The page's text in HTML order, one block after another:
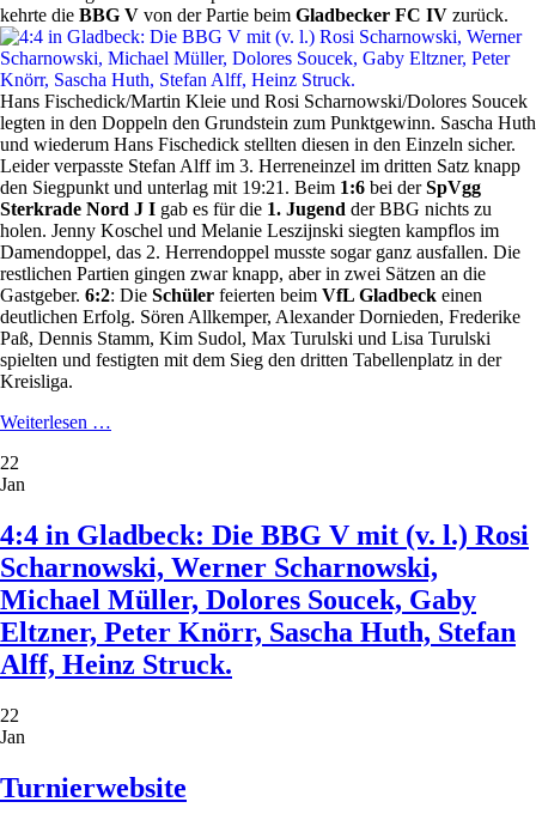
kehrte die BBG V von der Partie beim Gladbecker FC IV zurück.
Hans Fischedick/Martin Kleie und Rosi Scharnowski/Dolores Soucek
legten in den Doppeln den Grundstein zum Punktgewinn. Sascha Huth
und wiederum Hans Fischedick stellten diesen in den Einzeln sicher.
Leider verpasste Stefan Alff im 3. Herreneinzel im dritten Satz knapp
den Siegpunkt und unterlag mit 19:21. Beim 1:6 bei derSpVgg
Sterkrade Nord J I gab es für die 1. Jugend der BBG nichts zu
holen. Jenny Koschel und Melanie Leszijnski siegten kampflos im
Damendoppel, das 2. Herrendoppel musste sogar ganz ausfallen. Die
restlichen Partien gingen zwar knapp, aber in zwei Sätzen an die
Gastgeber. 6:2: Die Schüler feierten beim VfL Gladbeck einen
deutlichen Erfolg. Sören Allkemper, Alexander Dornieden, Frederike
Paß, Dennis Stamm, Kim Sudol, Max Turulski und Lisa Turulski
spielten und festigten mit dem Sieg den dritten Tabellenplatz in der
Kreisliga.
Weiterlesen …
22
Jan
4:4 in Gladbeck: Die BBG V mit (v. l.) Rosi
Scharnowski, Werner Scharnowski,
Michael Müller, Dolores Soucek, Gaby
Eltzner, Peter Knörr, Sascha Huth, Stefan
Alff, Heinz Struck.
22
Jan
Turnierwebsite